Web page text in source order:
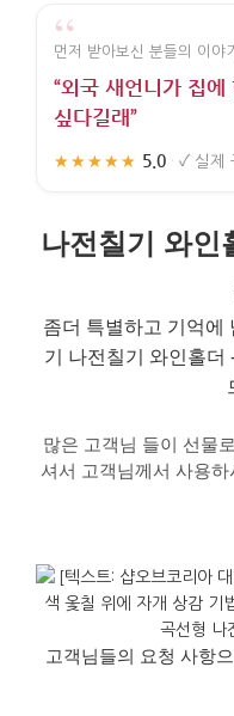
“
먼저 받아보신 분들의 이야기
“외국 새언니가 집
싶다길래”
★★★★★ 5.0 · ✓ 실제
나전칠기 와인
좀더 특별하고 기억에
기 나전칠기 와인홀더
많은 고객님 들이 선물로
셔서 고객님께서 사용하
고객님들의 요청 사항